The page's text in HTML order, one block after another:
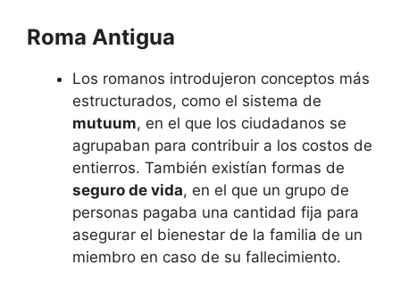
Roma Antigua
Los romanos introdujeron conceptos más
estructurados, como el sistema de
mutuum, en el que los ciudadanos se
agrupaban para contribuir a los costos de
entierros. También existían formas de
seguro de vida, en el que un grupo de
personas pagaba una cantidad fija para
asegurar el bienestar de la familia de un
miembro en caso de su fallecimiento.